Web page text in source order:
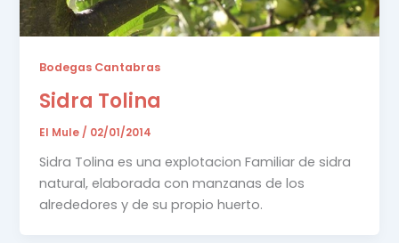
Bodegas Cantabras
Sidra Tolina
El Mule/ 02/01/2014
Sidra Tolina es una explotacion Familiar de sidra
natural, elaborada con manzanas de los
alrededores y de su propio huerto.